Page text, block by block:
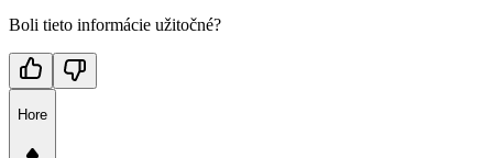
Boli tieto informácie užitočné?
Hore